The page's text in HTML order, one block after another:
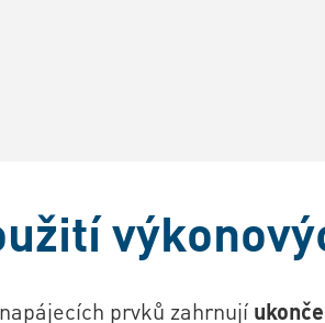
prvků zahrnují